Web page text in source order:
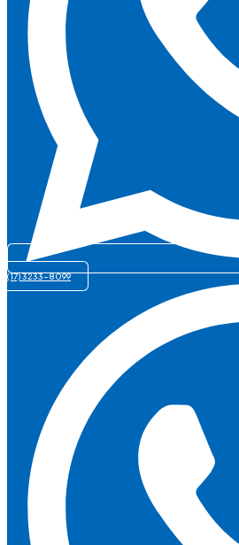
(17) 3233-8099